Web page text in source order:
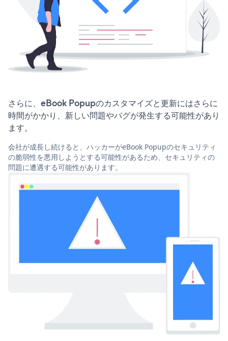
さらに、eBook Popupのカスタマイズと更新にはさらに
時間がかかり、新しい問題やバグが発生する可能性があり
ます。
会社が成長し続けると、ハッカーがeBook Popupのセキュリティ
の脆弱性を悪用しようとする可能性があるため、セキュリティの
問題に遭遇する可能性があります。